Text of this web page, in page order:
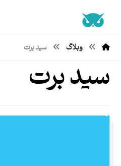
وبلاگ سید برت
سید برت